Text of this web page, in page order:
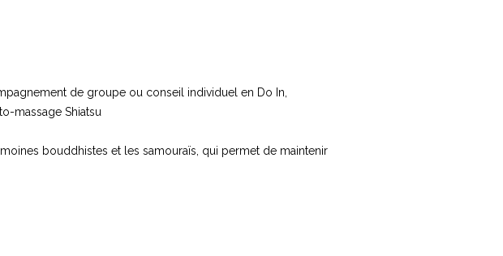
de groupe ou conseil individuel en Do In,
massage Shiatsu
bouddhistes et les samouraïs, qui permet de maintenir